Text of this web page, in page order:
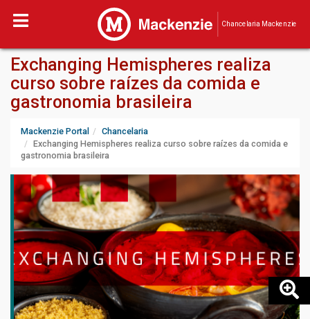
Chancelaria Mackenzie
Exchanging Hemispheres realiza
curso sobre raízes da comida e
gastronomia brasileira
Mackenzie Portal
Chancelaria
Exchanging Hemispheres realiza curso sobre raízes da comida e
gastronomia brasileira